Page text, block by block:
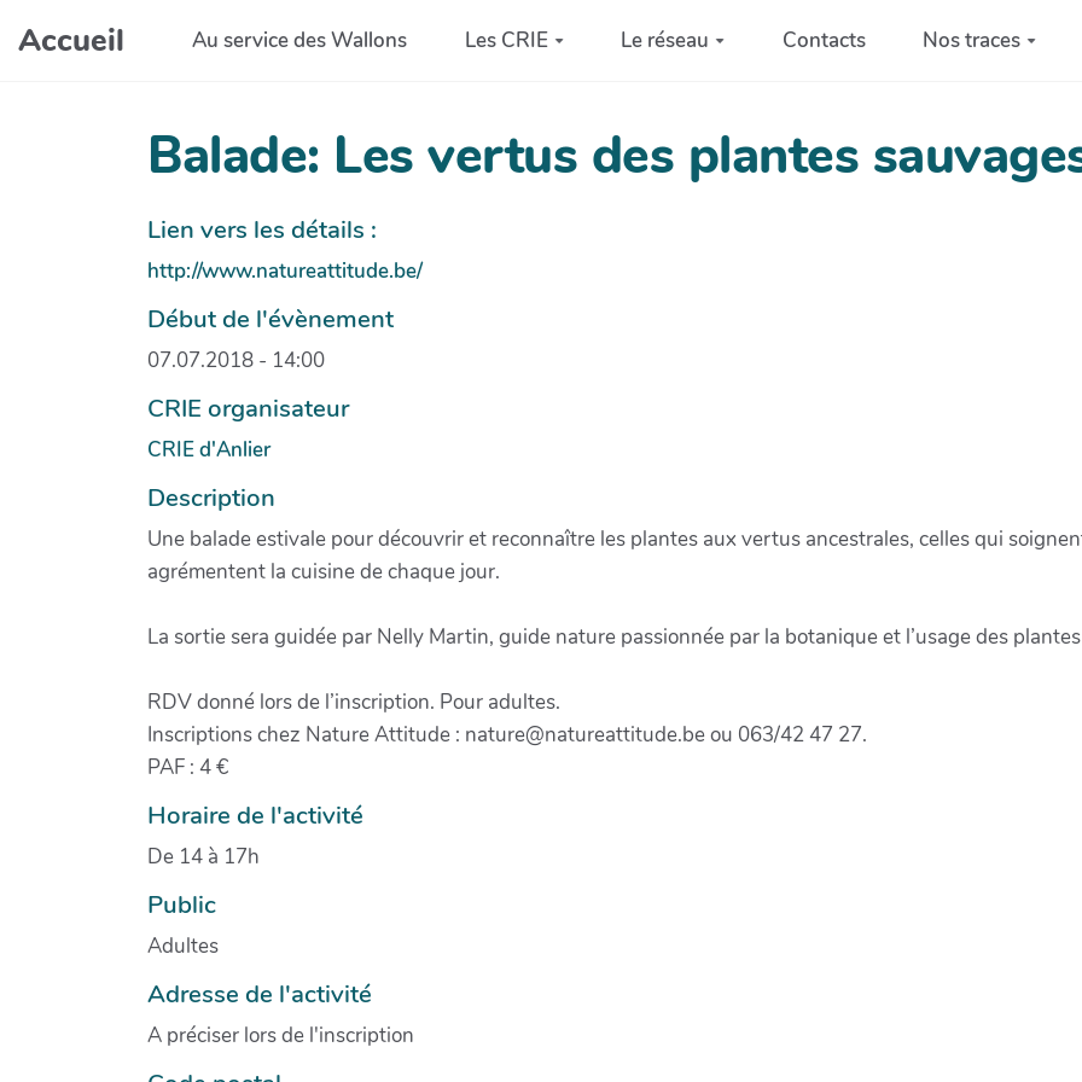
Aller au contenu principal
Accueil Au service des Wallons Les CRIE Le réseau Contacts Nos traces
Balade: Les vertus des plantes
Lien vers les détails :
http://www.natureattitude.be/
Début de l'évènement
07.07.2018 - 14:00
CRIE organisateur
CRIE d'Anlier
Description
Une balade estivale pour découvrir et reconnaître les plantes aux vertus ancestrales, celles qui
agrémentent la cuisine de chaque jour.
La sortie sera guidée par Nelly Martin, guide nature passionnée par la botanique et l’usage des
RDV donné lors de l’inscription. Pour adultes.
Inscriptions chez Nature Attitude : nature@natureattitude.be ou 063/42 47 27.
PAF : 4 €
Horaire de l'activité
De 14 à 17h
Public
Adultes
Adresse de l'activité
A préciser lors de l'inscription